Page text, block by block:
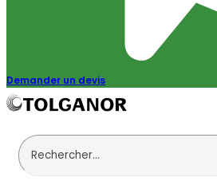
Demander un devis